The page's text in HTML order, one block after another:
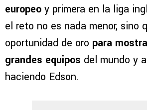
europeo y primera en la liga
el reto no es nada menor, sino
oportunidad de oro para
grandes equipos del mundo y
haciendo Edson.